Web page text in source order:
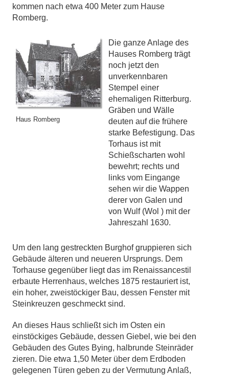
kommen nach etwa 400 Meter zum Hause
Romberg.
Haus Romberg
Die ganze Anlage des
Hauses Romberg trägt
noch jetzt den
unverkennbaren
Stempel einer
ehemaligen Ritterburg.
Gräben und Wälle
deuten auf die frühere
starke Befestigung. Das
Torhaus ist mit
Schießscharten wohl
bewehrt; rechts und
links vom Eingange
sehen wir die Wappen
derer von Galen und
von Wulf (Wol ) mit der
Jahreszahl 1630.
Um den lang gestreckten Burghof gruppieren sich
Gebäude älteren und neueren Ursprungs. Dem
Torhause gegenüber liegt das im Renaissancestil
erbaute Herrenhaus, welches 1875 restauriert ist,
ein hoher, zweistöckiger Bau, dessen Fenster mit
Steinkreuzen geschmeckt sind.
An dieses Haus schließt sich im Osten ein
einstöckiges Gebäude, dessen Giebel, wie bei den
Gebäuden des Gutes Bying, halbrunde Steinräder
zieren. Die etwa 1,50 Meter über dem Erdboden
gelegenen Türen geben zu der Vermutung Anlaß,